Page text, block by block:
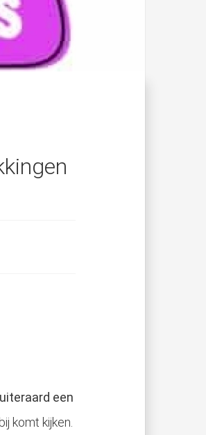
een
komt kijken.